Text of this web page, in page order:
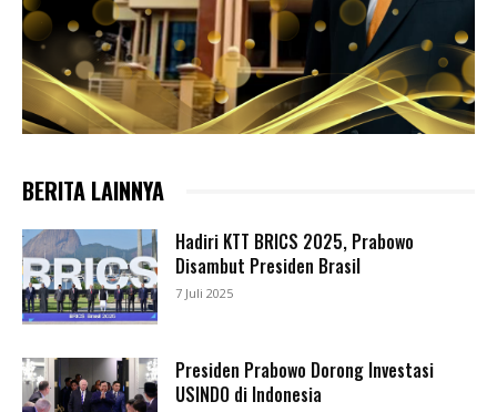
BERITA LAINNYA
Hadiri KTT BRICS 2025, Prabowo
Disambut Presiden Brasil
7 Juli 2025
Presiden Prabowo Dorong Investasi
USINDO di Indonesia